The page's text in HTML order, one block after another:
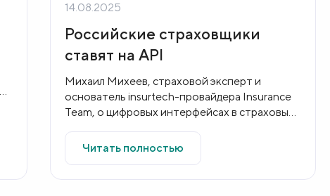
14.08.2025
Российские страховщики
ставят на API
Михаил Михеев, страховой эксперт и
основатель insurtech-провайдера Insurance
Team, о цифровых интерфейсах в страховых
Читать полностью